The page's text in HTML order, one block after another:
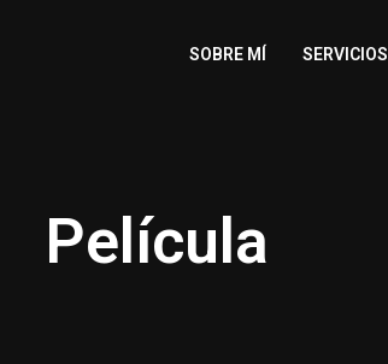
SOBRE MÍ SERVICIOS
Película